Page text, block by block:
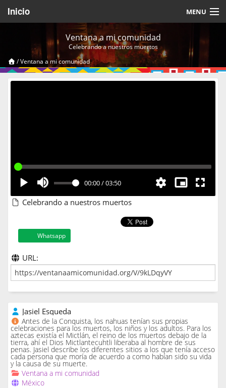
Inicio MENU
Videos Temáticos
Cerrar Sesión
Ventana a mi comunidad
Celebrando a nuestros muertos
/Ventana a mi comunidad
00:00/03:50
Celebrando a nuestros muertos
Whatsapp
URL:
Jasiel Esqueda
Antes de la Conquista, los nahuas tenían sus propias
celebraciones para los muertos, los niños y los adultos. Para los
aztecas existía el Mictlán, el reino de los muertos debajo de la
tierra, ahí el Dios Mictlantecuhtli liberaba al hombre de sus
penas. Jasiel describe los diferentes sitios a los que tenía acceso
cada persona que moría de acuerdo a como habían sido su vida
y la causa de su muerte.
Ventana a mi comunidad
México